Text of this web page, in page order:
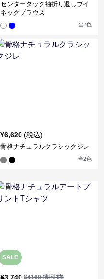
センタータック袖折り返しブイ
ネックブラウス
全2色
¥6,620 (税込)
骨格ナチュラルクラシックジレ
全2色
SALE
¥3,740 ¥4160(割引前)